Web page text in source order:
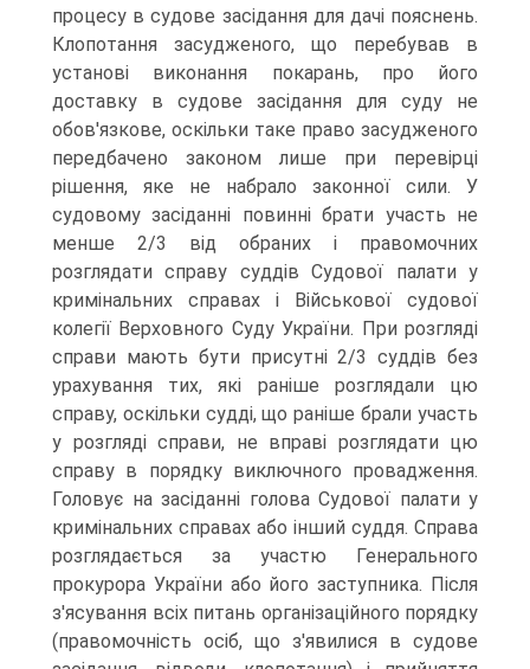
процесу в судове засідання для дачі пояснень.
Клопотання засудженого, що перебував в
установі виконання покарань, про його
доставку в судове засідання для суду не
обов'язкове, оскільки таке право засудженого
передбачено законом лише при перевірці
рішення, яке не набрало законної сили. У
судовому засіданні повинні брати участь не
менше 2/3 від обраних і правомочних
розглядати справу суддів Судової палати у
кримінальних справах і Військової судової
колегії Верховного Суду України. При розгляді
справи мають бути присутні 2/3 суддів без
урахування тих, які раніше розглядали цю
справу, оскільки судді, що раніше брали участь
у розгляді справи, не вправі розглядати цю
справу в порядку виключного провадження.
Головує на засіданні голова Судової палати у
кримінальних справах або інший суддя. Справа
розглядається за участю Генерального
прокурора України або його заступника. Після
з'ясування всіх питань організаційного порядку
(правомочність осіб, що з'явилися в судове